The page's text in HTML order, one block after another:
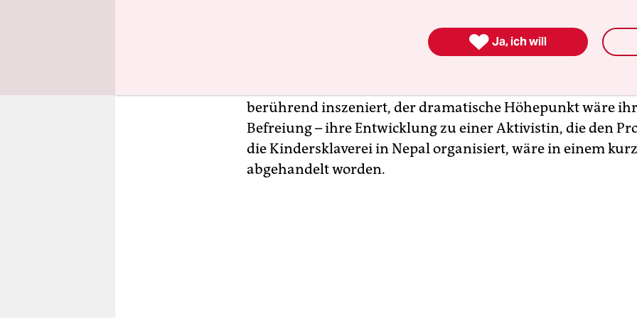
reiche Familien verkauft. So wurde Urmila Chaudhary im
sechs Jahren nach Kathmandu verschleppt. Ihre Eltern
berührend inszeniert, der dramatische Höhepunkt wäre
Befreiung – ihre Entwicklung zu einer Aktivistin, die den
die Kindersklaverei in Nepal organisiert, wäre in einem
abgehandelt worden.
 Ja, ich will